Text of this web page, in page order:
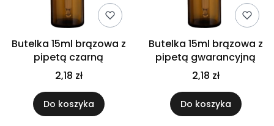
Butelka 15ml brązowa z
pipetą czarną
2,18 zł
Do koszyka
Butelka 15ml brązowa z
pipetą gwarancyjną
2,18 zł
Do koszyka